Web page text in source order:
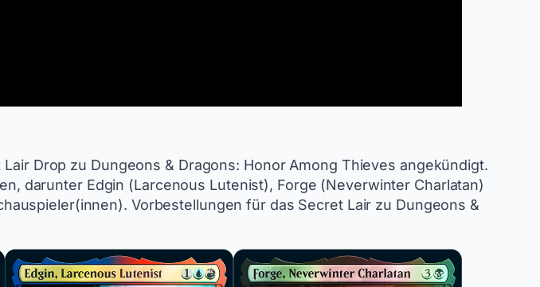
Drop zu Dungeons & Dragons: Honor Among Thieves angekündigt.
darunter Edgin (Larcenous Lutenist), Forge (Neverwinter Charlatan)
Vorbestellungen für das Secret Lair zu Dungeons &